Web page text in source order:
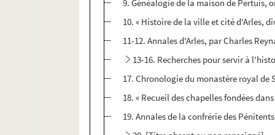
9. Généalogie de la maison de
10. « Histoire de la ville et cité d'Arles,
11-12. Annales d'Arles, par Charles
13-16. Recherches pour servir à
17. Chronologie du monastère royal de
18. « Recueil des chapelles fondées
19. Annales de la confrérie des